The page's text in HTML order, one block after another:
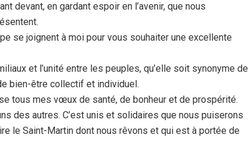
devant, en gardant espoir en l’avenir, que nous
se joignent à moi pour vous souhaiter une excellente
et l’unité entre les peuples, qu’elle soit synonyme de
bien-être collectif et individuel.
tous mes vœux de santé, de bonheur et de prospérité.
des autres. C’est unis et solidaires que nous puiserons
le Saint-Martin dont nous rêvons et qui est à portée de